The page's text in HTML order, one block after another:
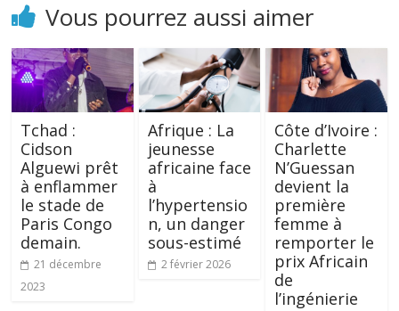
Vous pourrez aussi aimer
Tchad :
Cidson
Alguewi prêt
à enflammer
le stade de
Paris Congo
demain.
21 décembre
2023
Afrique : La
jeunesse
africaine face
à
l’hypertensio
n, un danger
sous-estimé
2 février 2026
Côte d’Ivoire :
Charlette
N’Guessan
devient la
première
femme à
remporter le
prix Africain
de
l’ingénierie